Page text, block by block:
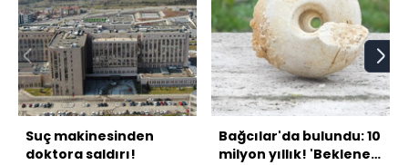
Suç makinesinden
doktora saldırı!
Bağcılar'da bulundu: 10
milyon yıllık! 'Beklenen